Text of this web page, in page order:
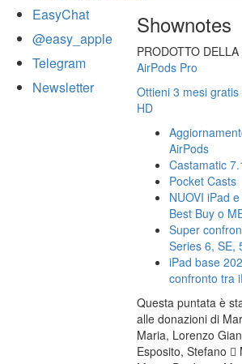
EasyChat
@easy_apple
Telegram
Newsletter
Shownotes
PRODOTTO
AirPods Pro
Ottieni 3 mesi
HD
AirPods
Castamatic
Pocket Casts
NUOVI iPad
Best Buy o
Super
Series 6, SE,
iPad base
confronto tra
Questa puntata è
alle donazioni di
Maria, Lorenzo
Esposito, Stefano 